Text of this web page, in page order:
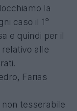
la
caso il 1°
e quindi per il
alle
Farias
tesserabile